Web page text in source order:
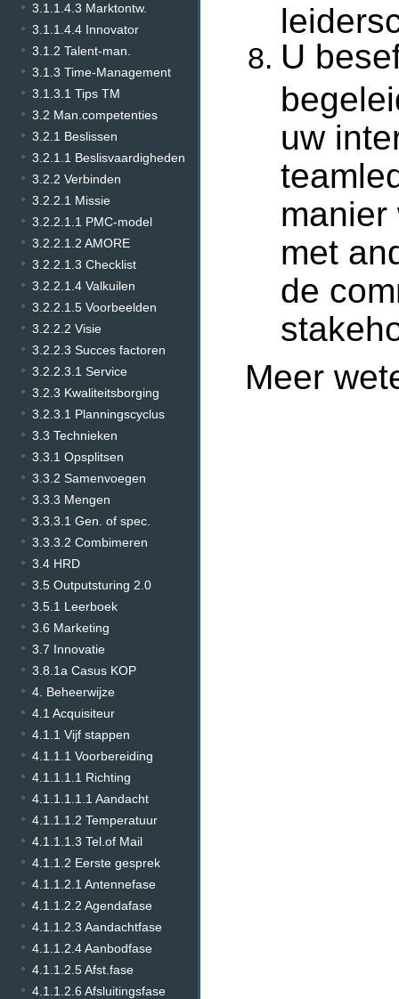
3.1.1.4.3 Marktontw.
3.1.1.4.4 Innovator
3.1.2 Talent-man.
3.1.3 Time-Management
3.1.3.1 Tips TM
3.2 Man.competenties
3.2.1 Beslissen
3.2.1.1 Beslisvaardigheden
3.2.2 Verbinden
3.2.2.1 Missie
3.2.2.1.1 PMC-model
3.2.2.1.2 AMORE
3.2.2.1.3 Checklist
3.2.2.1.4 Valkuilen
3.2.2.1.5 Voorbeelden
3.2.2.2 Visie
3.2.2.3 Succes factoren
3.2.2.3.1 Service
3.2.3 Kwaliteitsborging
3.2.3.1 Planningscyclus
3.3 Technieken
3.3.1 Opsplitsen
3.3.2 Samenvoegen
3.3.3 Mengen
3.3.3.1 Gen. of spec.
3.3.3.2 Combimeren
3.4 HRD
3.5 Outputsturing 2.0
3.5.1 Leerboek
3.6 Marketing
3.7 Innovatie
3.8.1a Casus KOP
4. Beheerwijze
4.1 Acquisiteur
4.1.1 Vijf stappen
4.1.1.1 Voorbereiding
4.1.1.1.1 Richting
4.1.1.1.1.1 Aandacht
4.1.1.1.2 Temperatuur
4.1.1.1.3 Tel.of Mail
4.1.1.2 Eerste gesprek
4.1.1.2.1 Antennefase
4.1.1.2.2 Agendafase
4.1.1.2.3 Aandachtfase
4.1.1.2.4 Aanbodfase
4.1.1.2.5 Afst.fase
4.1.1.2.6 Afsluitingsfase
U
uw
manier
met
de
Meer